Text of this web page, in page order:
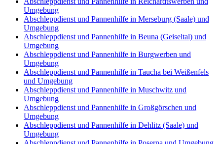
Umgebung
Abschleppdienst und Pannenhilfe in Merseburg (Saale) und
Umgebung
Abschleppdienst und Pannenhilfe in Beuna (Geiseltal) und
Umgebung
Abschleppdienst und Pannenhilfe in Burgwerben und
Umgebung
Abschleppdienst und Pannenhilfe in Taucha bei Weißenfels
und Umgebung
Abschleppdienst und Pannenhilfe in Muschwitz und
Umgebung
Abschleppdienst und Pannenhilfe in Großgörschen und
Umgebung
Abschleppdienst und Pannenhilfe in Dehlitz (Saale) und
Umgebung